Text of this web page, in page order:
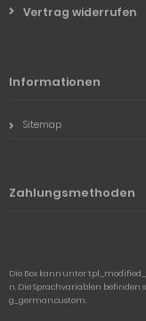
Vertrag widerrufen
Informationen
Sitemap
Zahlungsmethoden
Die Box kann unter
n. Die Sprachvariablen
g_german.custom.